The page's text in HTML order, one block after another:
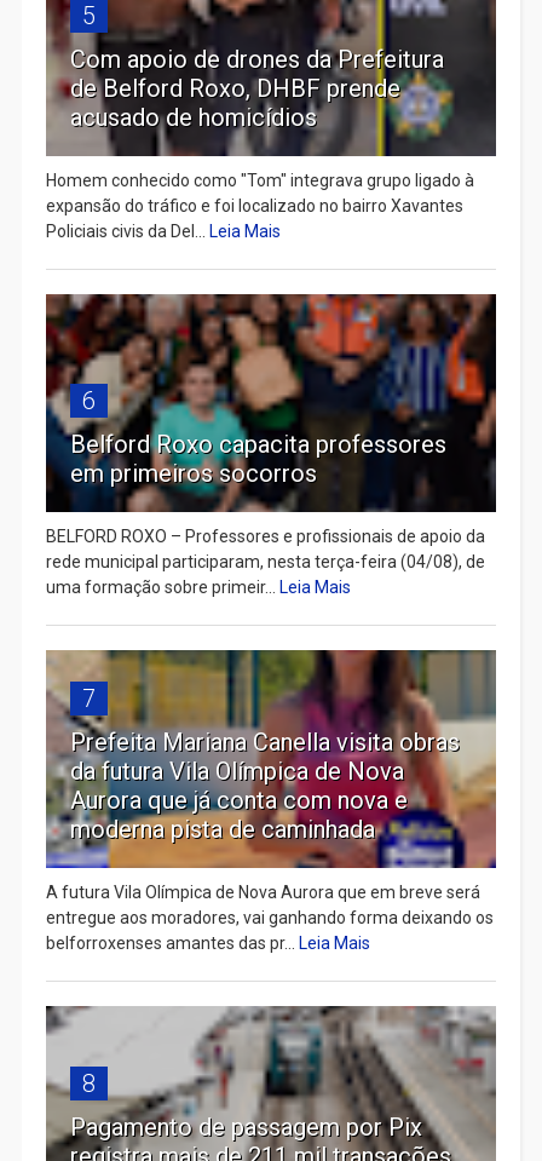
5
Com apoio de drones da Prefeitura
de Belford Roxo, DHBF prende
acusado de homicídios
Homem conhecido como "Tom" integrava grupo ligado à
expansão do tráfico e foi localizado no bairro Xavantes
Policiais civis da Del... Leia Mais
6
Belford Roxo capacita professores
em primeiros socorros
BELFORD ROXO – Professores e profissionais de apoio da
rede municipal participaram, nesta terça-feira (04/08), de
uma formação sobre primeir... Leia Mais
7
Prefeita Mariana Canella visita obras
da futura Vila Olímpica de Nova
Aurora que já conta com nova e
moderna pista de caminhada
A futura Vila Olímpica de Nova Aurora que em breve será
entregue aos moradores, vai ganhando forma deixando os
belforroxenses amantes das pr... Leia Mais
8
Pagamento de passagem por Pix